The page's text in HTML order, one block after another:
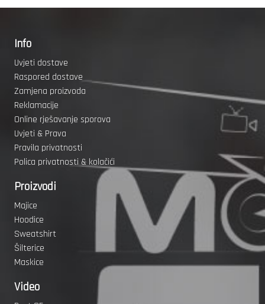
Info
Uvjeti dostave
Raspored dostave
Zamjena proizvoda
Reklamacije
Online rješavanje sporova
Uvjeti & Prava
Pravila privatnosti
Polica privatnosti & kolačići
Proizvodi
Majice
Hoodice
Sweatshirt
Šilterice
Maskice
Video